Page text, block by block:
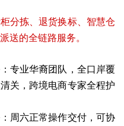
分拣、退货换标、智慧仓
送的全链路服务。
专业华裔团队，全口岸覆
关，跨境电商专家全程护
周六正常操作交付，可协